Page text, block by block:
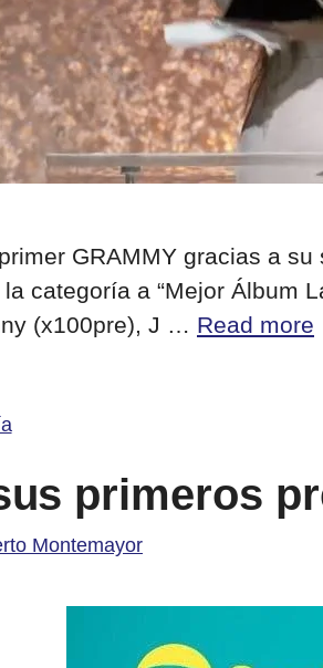
GRAMMY gracias a
categoría a “Mejor Álbum
(x100pre), J … Read more
primeros
Montemayor